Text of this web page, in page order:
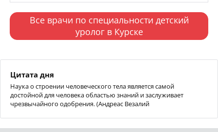
Все врачи по специальности детский
уролог в Курске
Цитата дня
Наука о строении человеческого тела является самой
достойной для человека областью знаний и заслуживает
чрезвычайного одобрения. (Андреас Везалий